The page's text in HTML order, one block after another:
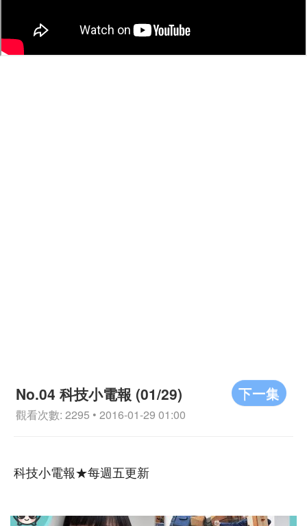
下一集
No.04 科技小電報 (01/29)
觀看次數: 2295 • 2016-01-29 01:00
科技小電報★每週五更新